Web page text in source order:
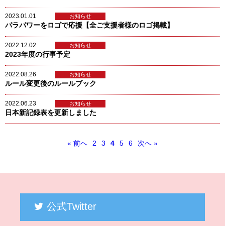
2023.01.01 お知らせ
パラパワーをロゴで応援【全ご支援者様のロゴ掲載】
2022.12.02 お知らせ
2023年度の行事予定
2022.08.26 お知らせ
ルール変更後のルールブック
2022.06.23 お知らせ
日本新記録表を更新しました
« 前へ 2 3 4 5 6 次へ »
公式Twitter